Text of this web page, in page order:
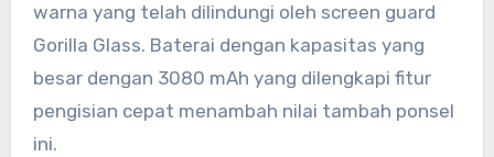
warna yang telah dilindungi oleh screen guard
Gorilla Glass. Baterai dengan kapasitas yang
besar dengan 3080 mAh yang dilengkapi fitur
pengisian cepat menambah nilai tambah ponsel
ini.